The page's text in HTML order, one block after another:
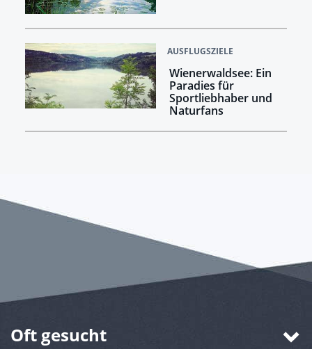
AUSFLUGSZIELE
Wienerwaldsee: Ein
Paradies für
Sportliebhaber und
Naturfans
Oft gesucht